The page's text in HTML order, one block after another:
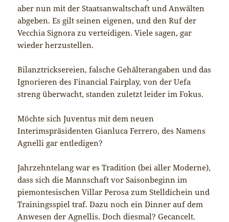
aber nun mit der Staatsanwaltschaft und Anwälten
abgeben. Es gilt seinen eigenen, und den Ruf der
Vecchia Signora zu verteidigen. Viele sagen, gar
wieder herzustellen.
Bilanztricksereien, falsche Gehälterangaben und das
Ignorieren des Financial Fairplay, von der Uefa
streng überwacht, standen zuletzt leider im Fokus.
Möchte sich Juventus mit dem neuen
Interimspräsidenten Gianluca Ferrero, des Namens
Agnelli gar entledigen?
Jahrzehntelang war es Tradition (bei aller Moderne),
dass sich die Mannschaft vor Saisonbeginn im
piemontesischen Villar Perosa zum Stelldichein und
Trainingsspiel traf. Dazu noch ein Dinner auf dem
Anwesen der Agnellis. Doch diesmal? Gecancelt.